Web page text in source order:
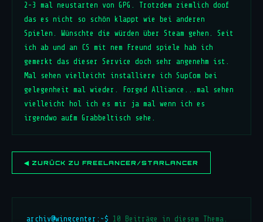
2-3 mal neustarten von GPG. Trotzdem ziemlich doof
das es nicht so schön klappt wie bei anderen
Spielen. Wünschte die würden über Steam gehen. Seit
ich ab und an CS mit nem Freund spiele hab ich
gemerkt das dieser Service doch sehr angenehm ist.
Mal sehen vielleicht installiere ich SupCom bei
gelegenheit mal wieder. Forged Alliance...mal sehen
vielleicht hol ich es mir ja mal wenn ich es
irgendwo aufm Grabbeltisch sehe.
◀ ZURÜCK ZU FREELANCER/STARLANCER
archiv@wingcenter:~$ 10 Beiträge in diesem Thema.